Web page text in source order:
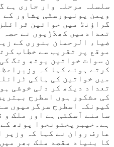
سلسلہ مرحلہ وار جاری ہے
ویمن یونیورسٹی پشاور
گراؤنڈ میں خواتین
تعدادمیں کھلاڑیوں نے
ضیاء الرحمان بنوری کے
موقع پر تقریب سے خطاب
ن سوات خواتین یوتھ ونگ
کرتے ہوئے کہا کہ
میں خواتین کی ہاکی
تعداد دیکھ کر دلی خوشی
کی مشکور ہوں اسطرح
کیونکہ اسطرح سرگرمیوں
سامنے آسکتی ہے اور ملک و
ہے۔خیبرپختونخوا یوتھ
عارف روان نے کہا کہ وزیر
کا بنیاد مقصد ملک بھر